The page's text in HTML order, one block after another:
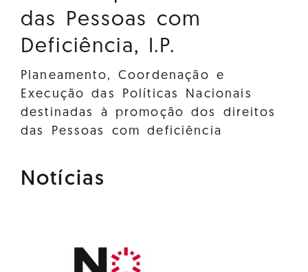
das Pessoas com
Deficiência, I.P.
Planeamento, Coordenação e
Execução das Políticas Nacionais
destinadas à promoção dos direitos
das Pessoas com deficiência
Notícias